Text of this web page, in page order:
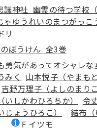
議神社 幽霊の待つ学校
ゃゆうれいのまつがっこ
リ
ぼうけん 全3巻
勇気があってオシャレな
みく
山本悦子（やまも
吉野万理子（よしのまりこ
いしかわひろちか）
令
じょうひろこ）
結布（
F イツモ